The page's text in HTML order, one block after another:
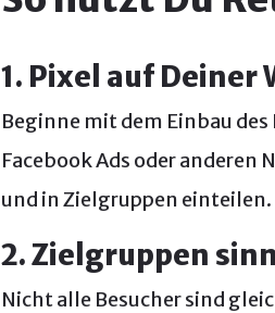
1. Pixel auf
Beginne mit dem Einbau
Facebook Ads oder anderen
und in Zielgruppen einteilen.
2. Zielgruppen
Nicht alle Besucher sind